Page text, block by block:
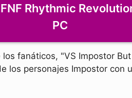
Rhythmic
PC
fanáticos, "VS Impostor
los personajes Impostor con